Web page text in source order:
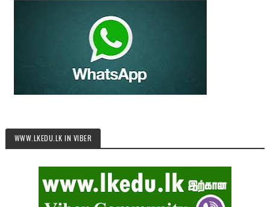
WWW.LKEDU.LK IN VIBER